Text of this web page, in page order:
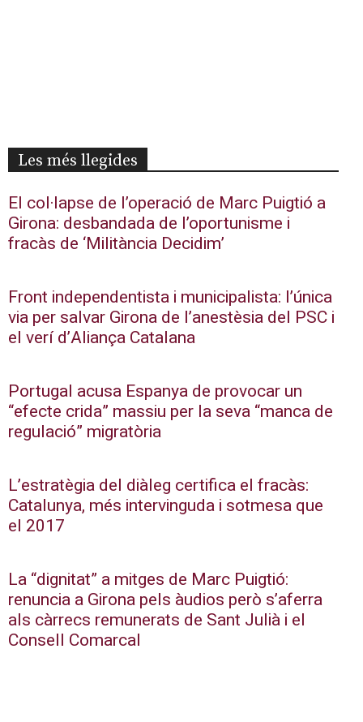
Les més llegides
El col·lapse de l’operació de Marc Puigtió a
Girona: desbandada de l’oportunisme i
fracàs de ‘Militància Decidim’
Front independentista i municipalista: l’única
via per salvar Girona de l’anestèsia del PSC i
el verí d’Aliança Catalana
Portugal acusa Espanya de provocar un
“efecte crida” massiu per la seva “manca de
regulació” migratòria
L’estratègia del diàleg certifica el fracàs:
Catalunya, més intervinguda i sotmesa que
el 2017
La “dignitat” a mitges de Marc Puigtió:
renuncia a Girona pels àudios però s’aferra
als càrrecs remunerats de Sant Julià i el
Consell Comarcal